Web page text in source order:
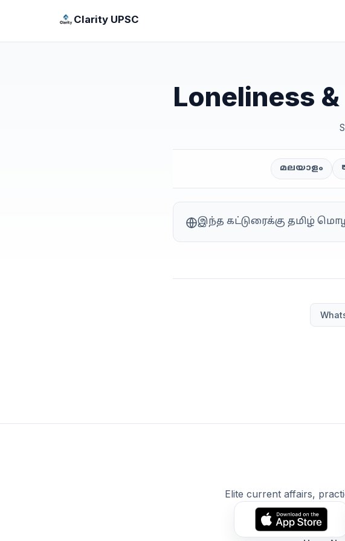
Clarity UPSC
Loneliness
മലയാളം
இந்த கட்டுரைக்கு தமிழ்
Elite current affairs,